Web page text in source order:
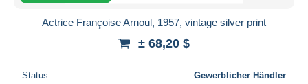
Actrice Françoise Arnoul, 1957, vintage silver print
± 68,20 $
Status Gewerblicher Händler